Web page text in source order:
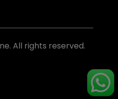
All rights reserved.